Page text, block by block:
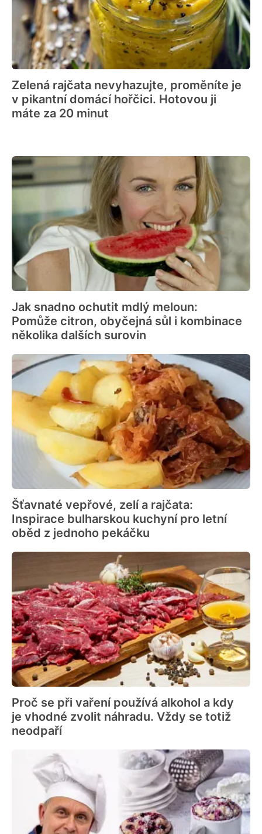
Zelená rajčata nevyhazujte, proměníte je
v pikantní domácí hořčici. Hotovou ji
máte za 20 minut
Jak snadno ochutit mdlý meloun:
Pomůže citron, obyčejná sůl i kombinace
několika dalších surovin
Šťavnaté vepřové, zelí a rajčata:
Inspirace bulharskou kuchyní pro letní
oběd z jednoho pekáčku
Proč se při vaření používá alkohol a kdy
je vhodné zvolit náhradu. Vždy se totiž
neodpaří